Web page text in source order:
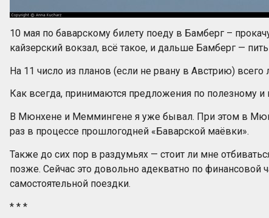
10 мая по баварскому билету поеду в Бамберг –
кайзерский вокзал, всё такое, и дальше Бамберг —
На 11 число из планов (если не рвану в Австрию)
Как всегда, принимаются предложения по полезному
В Мюнхене и Меммингене я уже бывал. При этом в
раз в процессе прошлогодней «Баварской маёвки».
Также до сих пор в раздумьях — стоит ли мне
позже. Сейчас это довольно адекватно по финансовой
самостоятельной поездки.
* * *